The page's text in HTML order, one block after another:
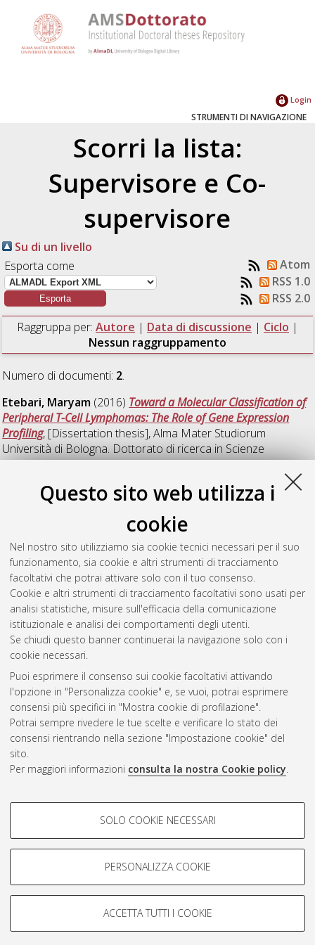
Questo sito web utilizza i
cookie
Nel nostro sito utilizziamo sia cookie tecnici necessari per il suo
funzionamento, sia cookie e altri strumenti di tracciamento
facoltativi che potrai attivare solo con il tuo consenso.
Cookie e altri strumenti di tracciamento facoltativi sono usati per
analisi statistiche, misure sull'efficacia della comunicazione
istituzionale e analisi dei comportamenti degli utenti.
Se chiudi questo banner continuerai la navigazione solo con i
cookie necessari.
Puoi esprimere il consenso sui cookie facoltativi attivando
l'opzione in "Personalizza cookie" e, se vuoi, potrai esprimere
consensi più specifici in "Mostra cookie di profilazione".
Potrai sempre rivedere le tue scelte e verificare lo stato dei
consensi rientrando nella sezione "Impostazione cookie" del
sito.
Per maggiori informazioni consulta la nostra Cookie policy.
COOKIE DI PROFILAZIONE -
Si tratta di cookie utilizzati per analizzare le caratteristiche della
navigazione degli utenti, creare profili in base al loro comportamento
Mostra cookie di profilazione
COOKIE TECNICI - NECESSARI
SOLO COOKIE NECESSARI
PERSONALIZZA COOKIE
ACCETTA TUTTI I COOKIE
Login
STRUMENTI DI NAVIGAZIONE
Scorri la lista:
Supervisore e Co-
supervisore
Su di un livello
Esporta come
Atom
RSS 1.0
RSS 2.0
Raggruppa per: Autore | Data di discussione | Ciclo |
Nessun raggruppamento
Numero di documenti: 2.
Etebari, Maryam (2016) Toward a Molecular Classification of
Peripheral T-Cell Lymphomas: The Role of Gene Expression
Profiling, [Dissertation thesis], Alma Mater Studiorum
Università di Bologna. Dottorato di ricerca inScienze
biomediche, 27 Ciclo. DOI 10.6092/unibo/amsdottorato/7434.
Melle, Federica(2016)Il sequenziamento massivo dell'esoma
rivela nuovi target molecolari nella neoplasia blastica delle
cellule dendritiche plasmocitoidi (BPDCN)
Alma Mater Studiorum Università di Bologna. Dottorato di
ricerca inScienze biomediche, 28 Ciclo. DOI
10.6092/unibo/amsdottorato/7427.
Questa lista e' stata generata il Thu Aug 6 20:46:03 2026
Atom
Rss 1.0
Rss 2.0
ISSN: 2038-7946
Impostazioni Cookie
Informativa sulla privacy
Condizioni d’uso del sito